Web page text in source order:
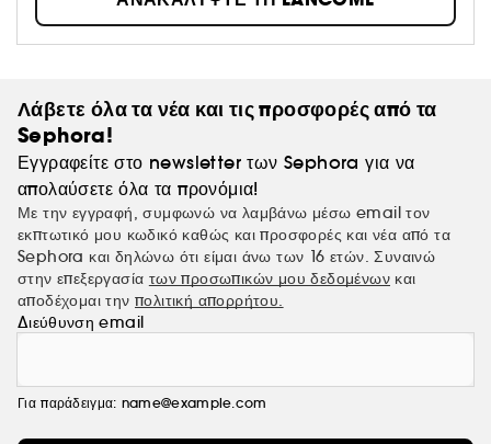
σώματος και του πνεύματος. Πιστεύουμε ότι κάθε γυναίκα
έχει την ομορφιά της και θέλουμε να δώσουμε στην κάθε
μία την ελευθερία να ανθίσει προσφέροντάς της τις πιο
πληθυντική.
Λάβετε όλα τα νέα και τις προσφορές από τα
Sephora!
Εγγραφείτε στο newsletter των Sephora για να
απολαύσετε όλα τα προνόμια!
Με την εγγραφή, συμφωνώ να λαμβάνω μέσω email τον
εκπτωτικό μου κωδικό καθώς και προσφορές και νέα από τα
Sephora και δηλώνω ότι είμαι άνω των 16 ετών. Συναινώ
στην επεξεργασία των προσωπικών μου δεδομένων και
αποδέχομαι την πολιτική απορρήτου.
Διεύθυνση email
Για παράδειγμα: name@example.com